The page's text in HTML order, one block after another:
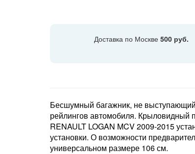
Доставка по Москве 500 руб.
Бесшумный багажник, не выступающий
рейлингов автомобиля. Крыловидный
RENAULT LOGAN MCV 2009-2015
установки. О возможности
универсальном размере 106 см.